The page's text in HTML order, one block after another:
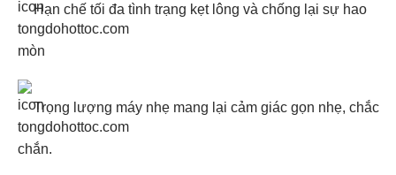
Hạn chế tối đa tình trạng kẹt lông và chống lại sự hao
mòn
Trọng lượng máy nhẹ mang lại cảm giác gọn nhẹ, chắc
chắn.